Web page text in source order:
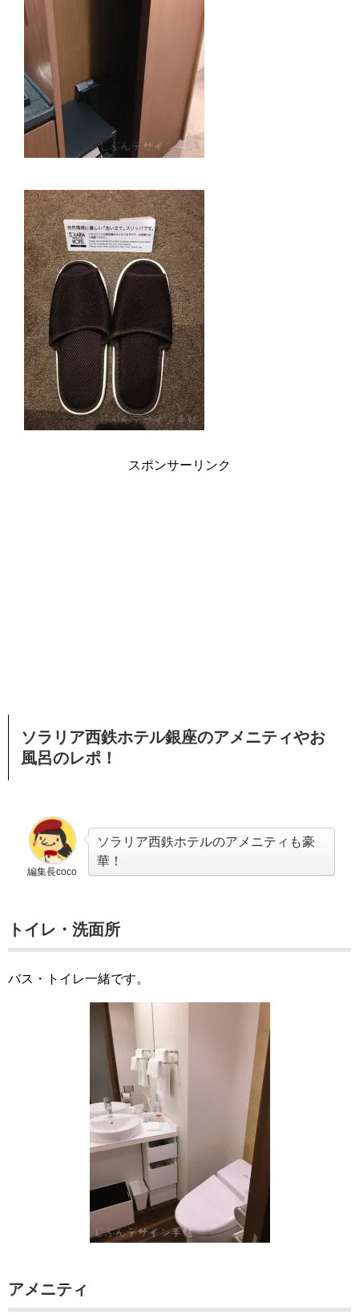
スポンサーリンク
ソラリア西鉄ホテル銀座のアメニティやお
風呂のレポ！
編集長coco
ソラリア西鉄ホテルのアメニティも豪
華！
トイレ・洗面所
バス・トイレ一緒です。
アメニティ